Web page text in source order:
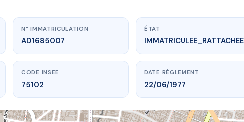
N° IMMATRICULATION
AD1685007
ÉTAT
IMMATRICULEE_RATTACHEE
CODE INSEE
75102
DATE RÈGLEMENT
22/06/1977